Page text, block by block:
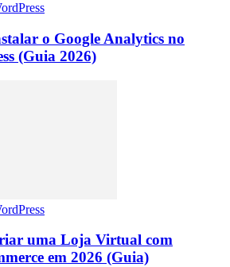
o Google Analytics no
(Guia 2026)
uma Loja Virtual com
em 2026 (Guia)